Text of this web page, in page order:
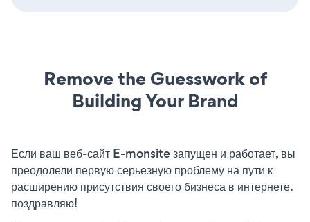
Remove the Guesswork of
Building Your Brand
Если ваш веб-сайт E-monsite запущен и работает, вы
преодолели первую серьезную проблему на пути к
расширению присутствия своего бизнеса в интернете.
поздравляю!